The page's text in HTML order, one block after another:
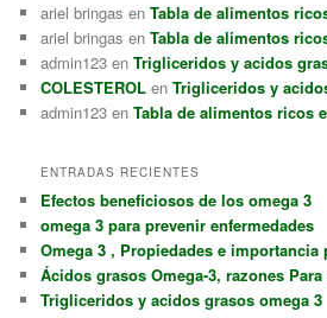
ariel bringas enTabla de alimentos
ariel bringas enTabla de alimentos
admin123 enTrigliceridos y acidos
COLESTEROL enTrigliceridos y
admin123 enTabla de alimentos ricos
ENTRADAS RECIENTES
Efectos beneficiosos de los omega 3
omega 3 para prevenir enfermedades
Omega 3 , Propiedades e importancia
Ácidos grasos Omega-3, razones
Trigliceridos y acidos grasos omega 3